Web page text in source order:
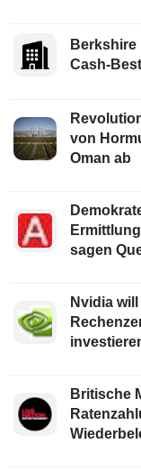
Cash-
von
Oman ab
sagen
Nvidia
Britische